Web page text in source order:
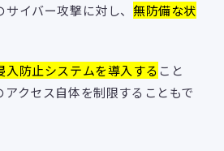
サイバー攻撃に対し、無防備な状
入防止システムを導入すること
クセス自体を制限することもで